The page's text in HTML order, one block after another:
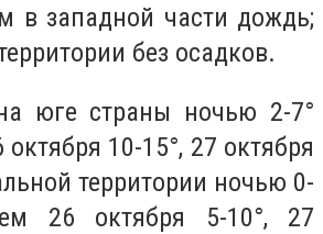
в западной части дождь;
без осадков.
юге страны ночью 2-7°
10-15°, 27 октября
территории ночью 0-
26 октября 5-10°, 27